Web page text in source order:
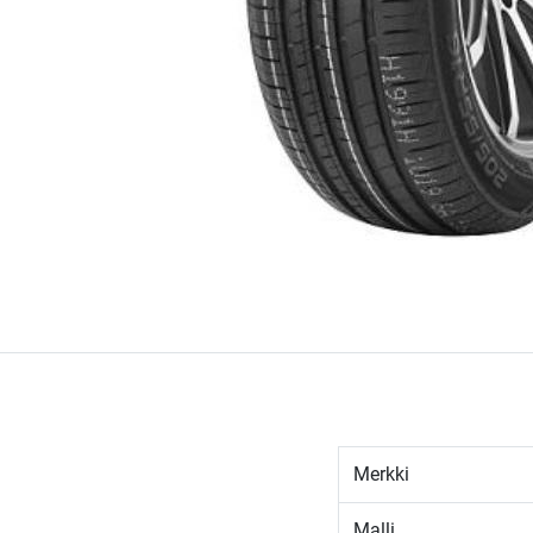
Merkki